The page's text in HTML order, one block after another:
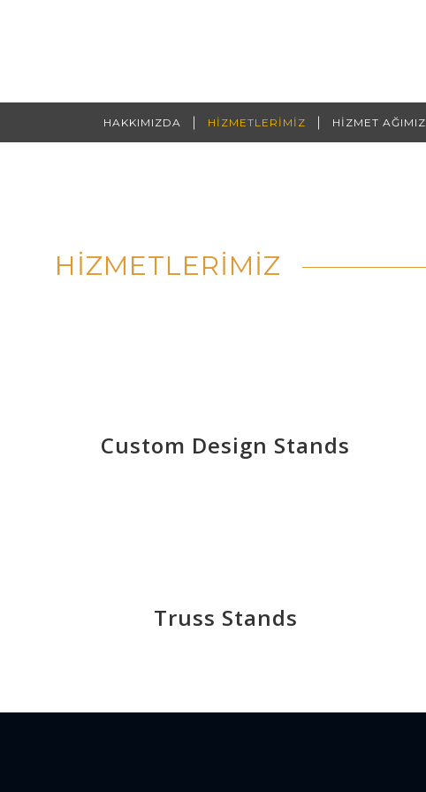
HAKKIMIZDA HİZMETLERİMİZ HİZMET AĞIMIZ
Arama:
HİZMETLERİMİZ
Custom Design Stands
Truss Stands